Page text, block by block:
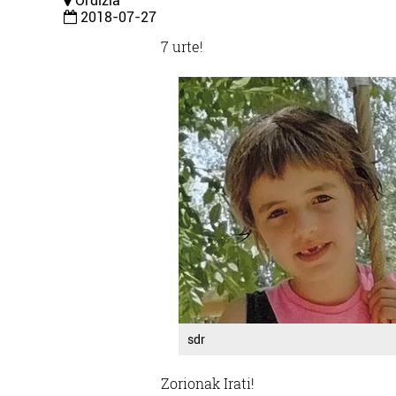
2018-07-27
7 urte!
sdr
Zorionak Irati!